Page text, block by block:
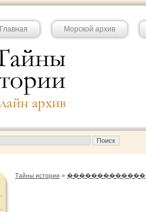
Главная Морской архив
Тайны истории » �������������